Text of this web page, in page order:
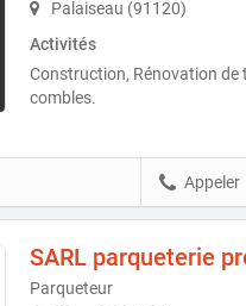
Palaiseau (91120)
Activités
Construction, Rénovation de
combles.
Appeler
SARL parqueterie
Parqueteur